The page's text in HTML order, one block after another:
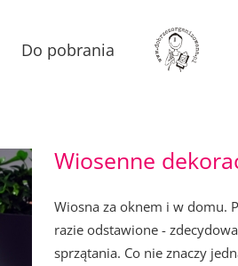
Do pobrania
Wiosenne
Wiosna za oknem i w domu.
razie odstawione -
sprzątania. Co nie znaczy